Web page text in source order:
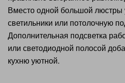
Вместо одной большой люстры
светильники или потолочную
Дополнительная подсветка
или светодиодной полосой
кухню уютной.